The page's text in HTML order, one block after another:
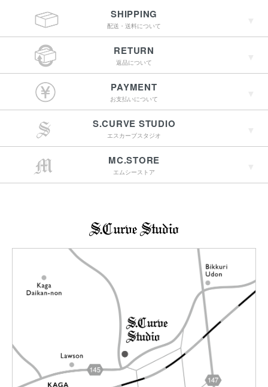
SHIPPING
配送・送料について
￥4,400（税込）以上
のご購入で送料無料
15:00までのご注文で
最短翌営業日配送
RETURN
返品について
→詳しくはこちらへ
PAYMENT
お支払いについて
S.CURVE STUDIO
エスカーブスタジオ
MC.STORE
エムシーストア